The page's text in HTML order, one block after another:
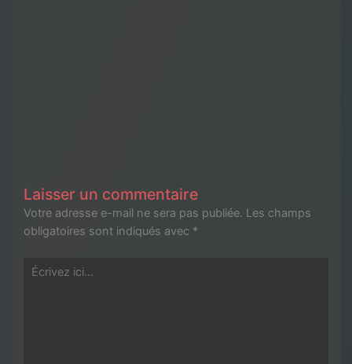
Laisser un commentaire
Votre adresse e-mail ne sera pas publiée. Les champs
obligatoires sont indiqués avec *
Écrivez